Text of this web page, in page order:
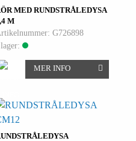
MED RUNDSTRÅLEDYSA
M
G726898
MER INFO